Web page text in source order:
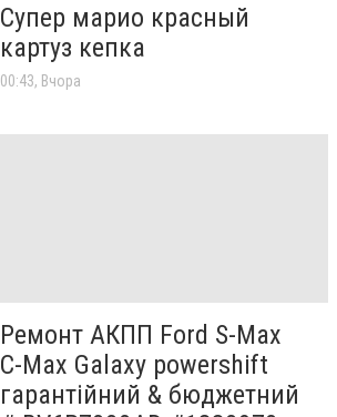
Супер марио красный
картуз кепка
00:43, Вчора
Ремонт АКПП Ford S-Max
C-Max Galaxy powershift
гарантійний & бюджетний